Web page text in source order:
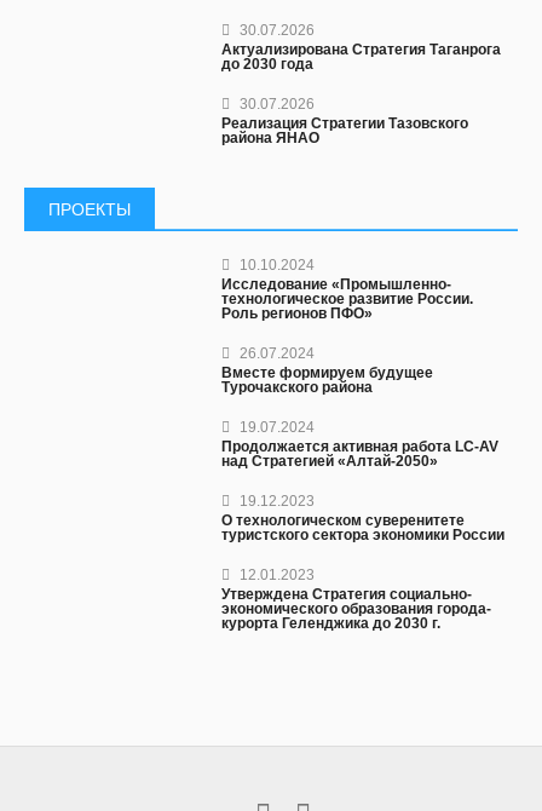
30.07.2026
Актуализирована Стратегия Таганрога
до 2030 года
30.07.2026
Реализация Стратегии Тазовского
района ЯНАО
ПРОЕКТЫ
10.10.2024
Исследование «Промышленно-
технологическое развитие России.
Роль регионов ПФО»
26.07.2024
Вместе формируем будущее
Турочакского района
19.07.2024
Продолжается активная работа LC-AV
над Стратегией «Алтай-2050»
19.12.2023
О технологическом суверенитете
туристского сектора экономики России
12.01.2023
Утверждена Стратегия социально-
экономического образования города-
курорта Геленджика до 2030 г.